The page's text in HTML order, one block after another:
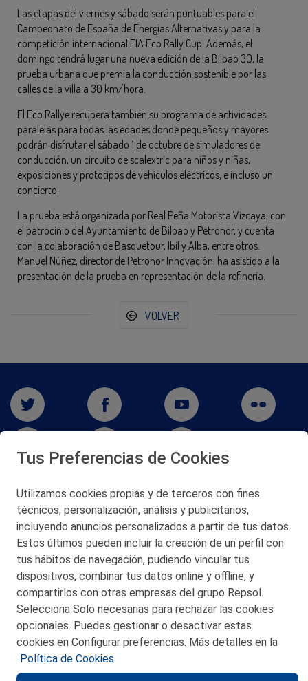
Las etapas del viernes y sábado serán puntuables para el
Campeonato de España de Energías Alternativas y para la
competición internacional FIA Eco Rally Cup. Además, el
domingo tendrá lugar una nueva edición de la Bilbao 30, la
prueba urbana que premia la conducción sostenible por las
calles de la villa a 30 km/hora.
El Eco Rallye recupera también su programa de actividades
paralelas para todas las edades donde pequeños y mayores
podrán disfrutar el sábado 1 de octubre de simuladores de
conducción, un circuito de scalextric para niños y niñas,
exposiciones y prototipos de vehículos eléctricos, e incluso un
concierto.
La prueba está organizada por Real Peña Motorista Vizcaya, con
el patrocinio del Ayuntamiento de Bilbao y Petronor, y cuenta
con la colaboración de Basquetour, Ibil y Alba, entre otros.
Manuel Núñez, director de Petronor Innovación, ha asistido a la
presentación de la prueba en representación de la refinería.
VOLVER
San Martín 5-Edificio Muñatones,
48550 Muskiz (Bizkaia)
Telf. 946 357 000
© 2026 Petronor S.A.
CONTACTO
Tus Preferencias de Cookies
Utilizamos cookies propias y de terceros con fines
técnicos, personalización, análisis y publicitarios,
incluyendo anuncios personalizados a partir de tus datos.
Estos últimos pueden incluir la creación de un perfil con
tus hábitos de navegación, pudiendo vincular tus
dispositivos, combinar tus datos online y offline, y
compartirlos con otras empresas del grupo Repsol.
Selecciona Solo necesarias para rechazar las cookies
opcionales. Puedes gestionar o desactivar estas
cookies en Configurar preferencias. Más detalles en la
Política de Cookies.